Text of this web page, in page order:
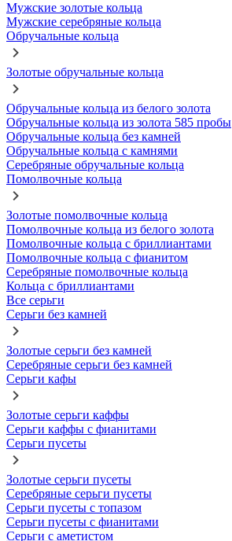
Мужские золотые кольца
Мужские серебряные кольца
Обручальные кольца
Золотые обручальные кольца
Обручальные кольца из белого золота
Обручальные кольца из золота 585 пробы
Обручальные кольца без камней
Обручальные кольца с камнями
Серебряные обручальные кольца
Помолвочные кольца
Золотые помолвочные кольца
Помолвочные кольца из белого золота
Помолвочные кольца с бриллиантами
Помолвочные кольца с фианитом
Серебряные помолвочные кольца
Кольца с бриллиантами
Все серьги
Серьги без камней
Золотые серьги без камней
Серебряные серьги без камней
Серьги кафы
Золотые серьги каффы
Серьги каффы с фианитами
Серьги пусеты
Золотые серьги пусеты
Серебряные серьги пусеты
Серьги пусеты с топазом
Серьги пусеты с фианитами
Серьги с аметистом